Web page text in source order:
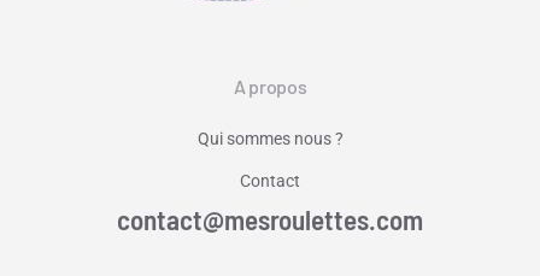
A propos
Qui sommes nous ?
Contact
contact@mesroulettes.com